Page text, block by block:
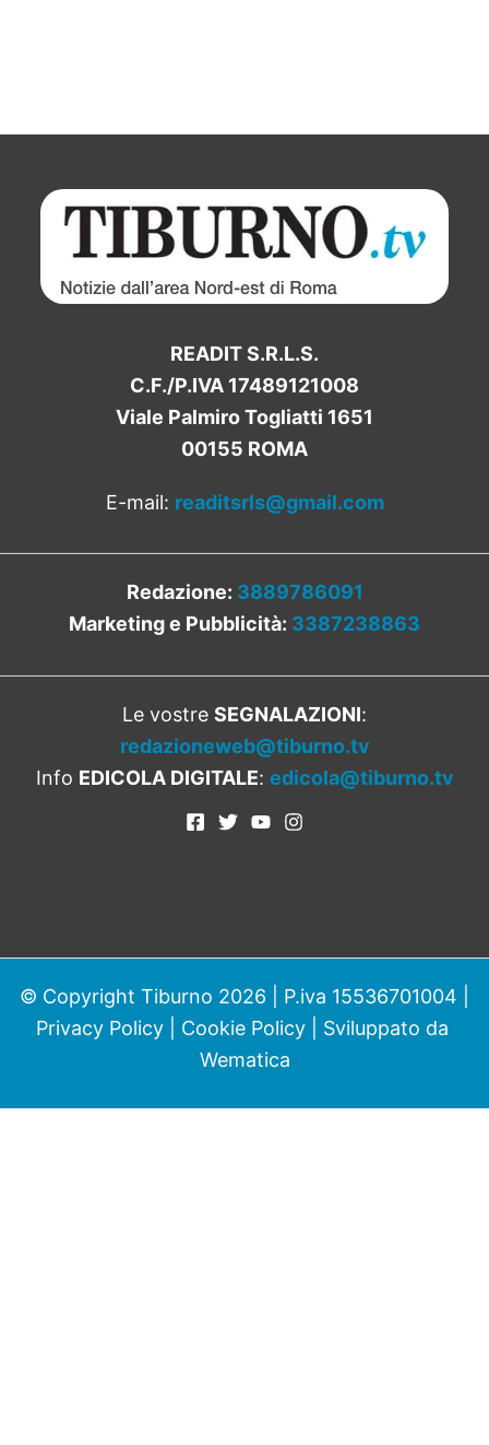
READIT S.R.L.S.
C.F./P.IVA 17489121008
Viale Palmiro Togliatti 1651
00155 ROMA
E-mail: readitsrls@gmail.com
Redazione: 3889786091
Marketing e Pubblicità: 3387238863
Le vostre SEGNALAZIONI:
redazioneweb@tiburno.tv
Info EDICOLA DIGITALE: edicola@tiburno.tv
© Copyright Tiburno 2026 | P.iva 15536701004 |
Privacy Policy| Cookie Policy| Sviluppato da
Wematica